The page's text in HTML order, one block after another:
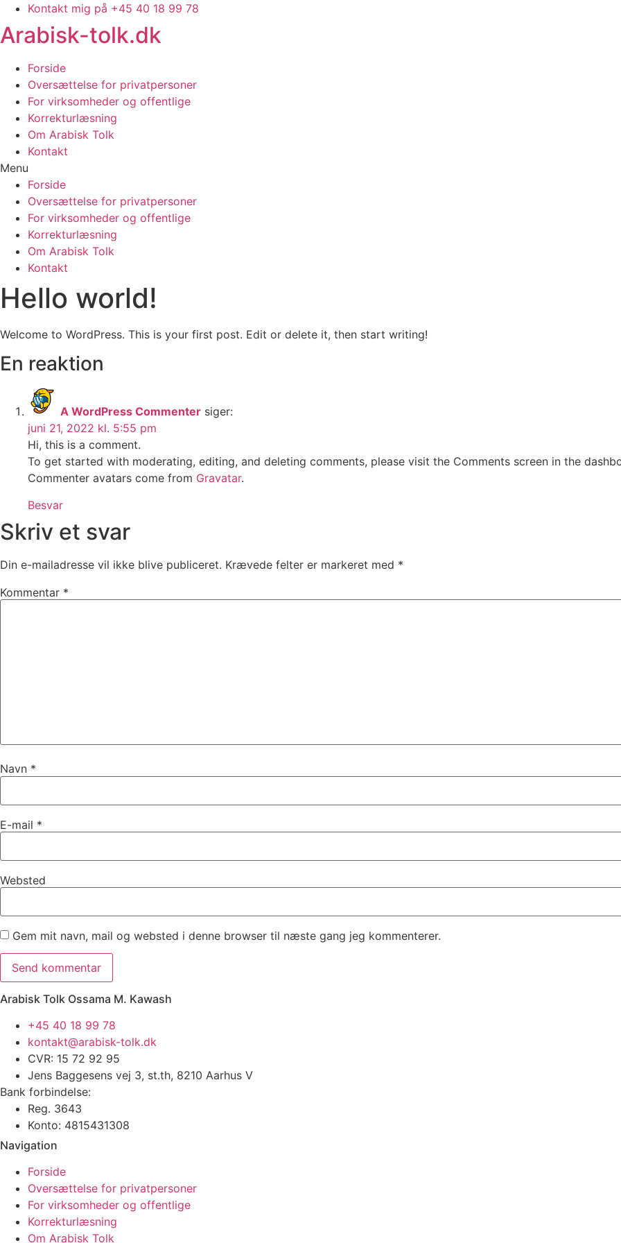
Kontakt mig på +45 40 18 99 78
Arabisk-tolk.dk
Forside
Oversættelse for privatpersoner
For virksomheder og offentlige
Korrekturlæsning
Om Arabisk Tolk
Kontakt
Menu
Forside
Oversættelse for privatpersoner
For virksomheder og offentlige
Korrekturlæsning
Om Arabisk Tolk
Kontakt
Hello world!
Welcome to WordPress. This is your first post. Edit or delete it, then start writing!
En reaktion
A WordPress Commenter siger:
juni 21, 2022 kl. 5:55 pm
Hi, this is a comment.
To get started with moderating, editing, and deleting comments, please visit the Comments screen in the
Commenter avatars come from Gravatar.
Besvar
Skriv et svar
Din e-mailadresse vil ikke blive publiceret. Krævede felter er markeret med *
Kommentar *
Navn *
E-mail *
Websted
Gem mit navn, mail og websted i denne browser til næste gang jeg kommenterer.
Arabisk Tolk Ossama M. Kawash
+45 40 18 99 78
kontakt@arabisk-tolk.dk
CVR: 15 72 92 95
Jens Baggesens vej 3, st.th, 8210 Aarhus V
Bank forbindelse:
Reg. 3643
Konto: 4815431308
Navigation
Forside
Oversættelse for privatpersoner
For virksomheder og offentlige
Korrekturlæsning
Om Arabisk Tolk